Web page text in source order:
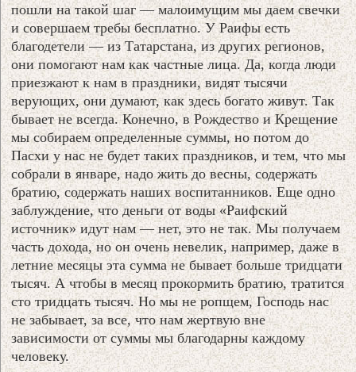
пошли на такой шаг — малоимущим мы даем свечки
и совершаем требы бесплатно. У Раифы есть
благодетели — из Татарстана, из других регионов,
они помогают нам как частные лица. Да, когда люди
приезжают к нам в праздники, видят тысячи
верующих, они думают, как здесь богато живут. Так
бывает не всегда. Конечно, в Рождество и Крещение
мы собираем определенные суммы, но потом до
Пасхи у нас не будет таких праздников, и тем, что мы
собрали в январе, надо жить до весны, содержать
братию, содержать наших воспитанников. Еще одно
заблуждение, что деньги от воды «Раифский
источник» идут нам — нет, это не так. Мы получаем
часть дохода, но он очень невелик, например, даже в
летние месяцы эта сумма не бывает больше тридцати
тысяч. А чтобы в месяц прокормить братию, тратится
сто тридцать тысяч. Но мы не ропщем, Господь нас
не забывает, за все, что нам жертвую вне
зависимости от суммы мы благодарны каждому
человеку.